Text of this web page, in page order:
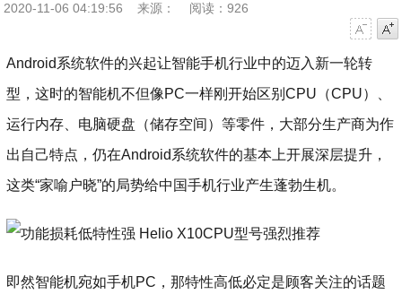
2020-11-06 04:19:56 来源：
阅读：926
Android系统软件的兴起让智能手机行业中的迈入新一轮转
型，这时的智能机不但像PC一样刚开始区别CPU（CPU）、
运行内存、电脑硬盘（储存空间）等零件，大部分生产商为作
出自己特点，仍在Android系统软件的基本上开展深层提升，
这类“家喻户晓”的局势给中国手机行业产生蓬勃生机。
即然智能机宛如手机PC，那特性高低必定是顾客关注的话题